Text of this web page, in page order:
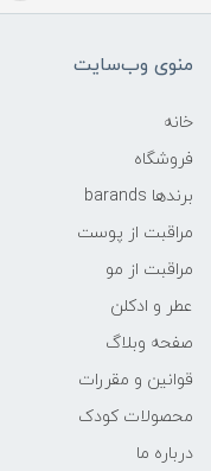
منوی وب‌سایت
خانه
فروشگاه
برندها barands
مراقبت از پوست
مراقبت از مو
عطر و ادکلن
صفحه وبلاگ
قوانین و مقررات
محصولات کودک
درباره ما